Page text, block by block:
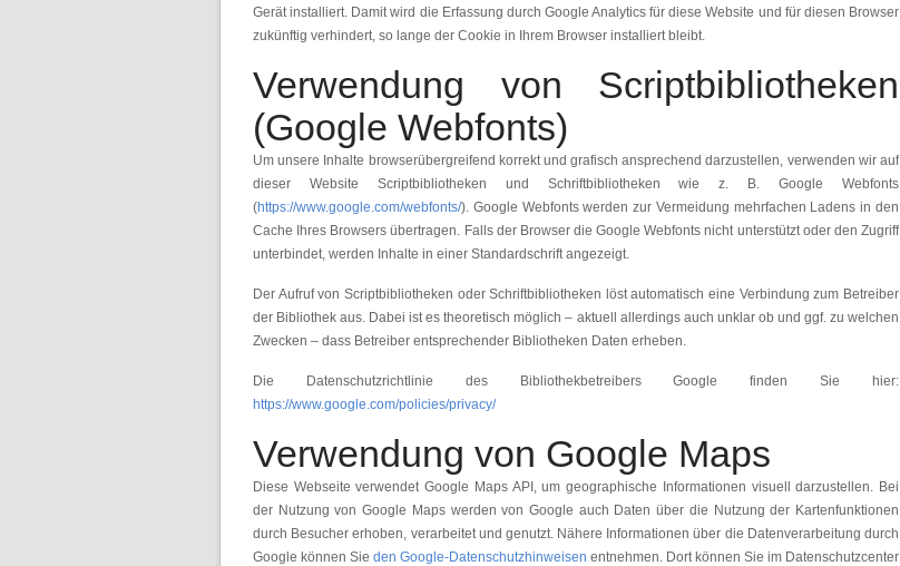
Gerät installiert. Damit wird die Erfassung durch Google Analytics für diese Website und für diesen Browser
zukünftig verhindert, so lange der Cookie in Ihrem Browser installiert bleibt.
Verwendung von Scriptbibliotheken
(Google Webfonts)
Um unsere Inhalte browserübergreifend korrekt und grafisch ansprechend darzustellen, verwenden wir auf
dieser Website Scriptbibliotheken und Schriftbibliotheken wie z. B. Google Webfonts
(https://www.google.com/webfonts/). Google Webfonts werden zur Vermeidung mehrfachen Ladens in den
Cache Ihres Browsers übertragen. Falls der Browser die Google Webfonts nicht unterstützt oder den Zugriff
unterbindet, werden Inhalte in einer Standardschrift angezeigt.
Der Aufruf von Scriptbibliotheken oder Schriftbibliotheken löst automatisch eine Verbindung zum Betreiber
der Bibliothek aus. Dabei ist es theoretisch möglich – aktuell allerdings auch unklar ob und ggf. zu welchen
Zwecken – dass Betreiber entsprechender Bibliotheken Daten erheben.
Die Datenschutzrichtlinie des Bibliothekbetreibers Google finden Sie hier:
https://www.google.com/policies/privacy/
Verwendung von Google Maps
Diese Webseite verwendet Google Maps API, um geographische Informationen visuell darzustellen. Bei
der Nutzung von Google Maps werden von Google auch Daten über die Nutzung der Kartenfunktionen
durch Besucher erhoben, verarbeitet und genutzt. Nähere Informationen über die Datenverarbeitung durch
Google können Sie den Google-Datenschutzhinweisen entnehmen. Dort können Sie im Datenschutzcenter